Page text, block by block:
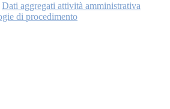
Dati aggregati attività amministrativa
di procedimento